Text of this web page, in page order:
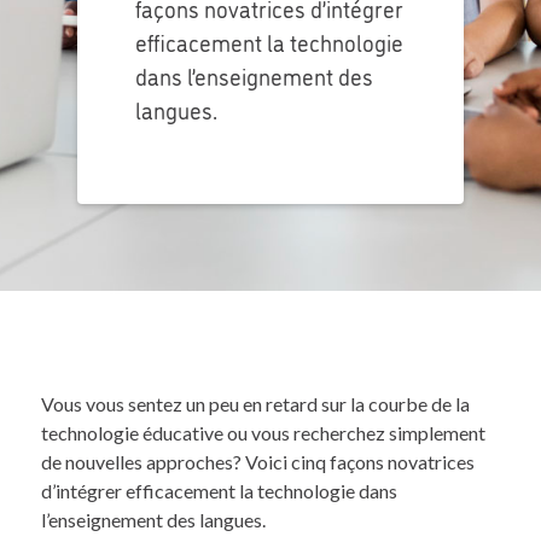
façons novatrices d’intégrer
efficacement la technologie
dans l’enseignement des
langues.
Vous vous sentez un peu en retard sur la courbe de la
technologie éducative ou vous recherchez simplement
de nouvelles approches? Voici cinq façons novatrices
d’intégrer efficacement la technologie dans
l’enseignement des langues.